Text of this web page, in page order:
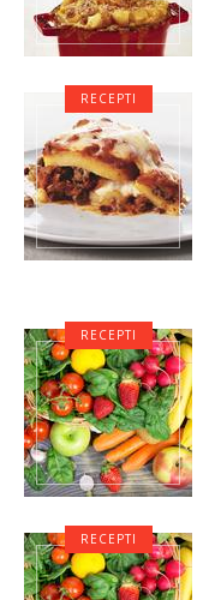
RECEPTI
RECEPTI
RECEPTI